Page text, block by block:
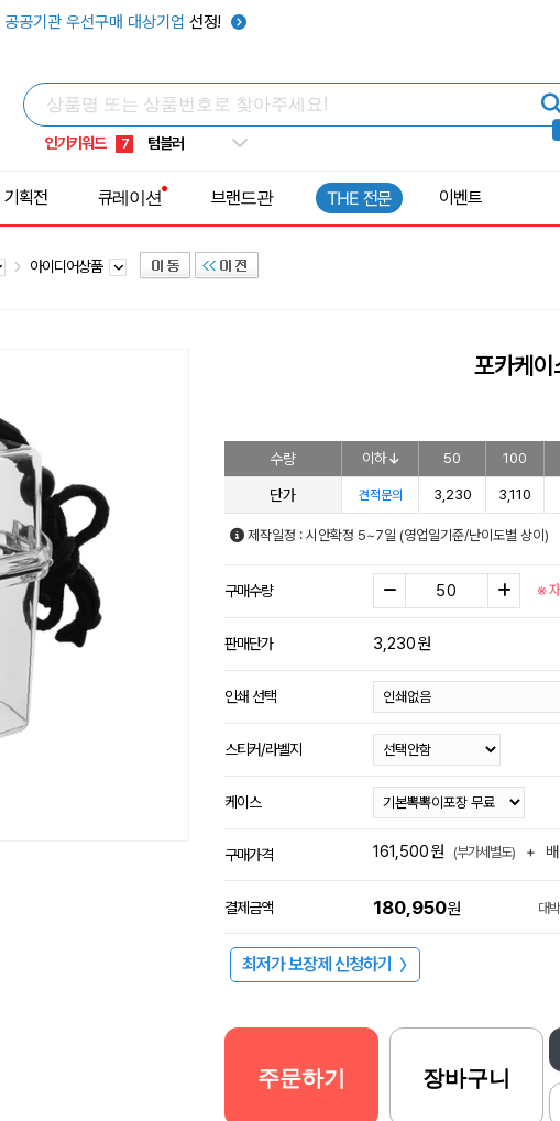
공공기관 우선구매 대상기업 선정!
인기키워드
3 썬캡
6 우산
7 텀블러
9 넥쿨러
1 선풍기
기획전 큐레이션 브랜드관 THE 전문 이벤트
아이디어상품
포카케이
수량 이하 50 100
단가 견적문의 3,230 3,110
제작일정 : 시안확정 5~7일 (영업일기준/난이도별 상이)
구매수량 ※
판매단가 3,230원
인쇄 선택
스티커/라벨지
케이스
구매가격 161,500원 (부가세별도) +
결제금액 180,950원 대
최저가 보장제 신청하기 〉
주문하기 장바구니